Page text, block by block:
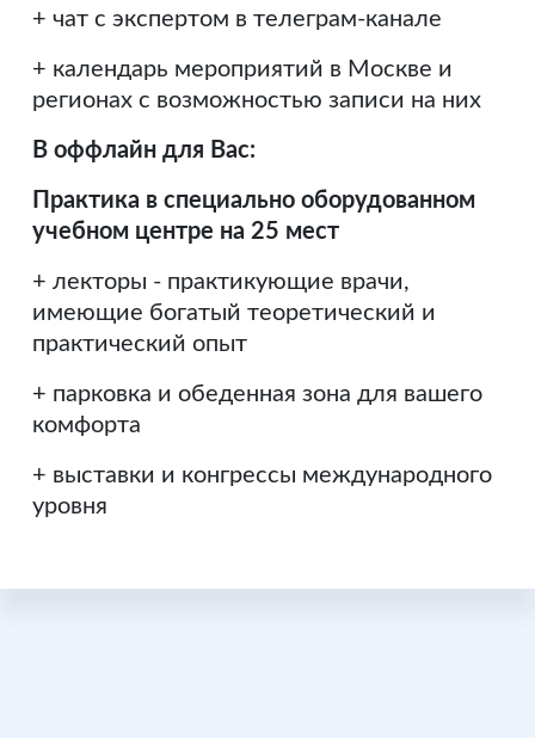
+ чат с экспертом в телеграм-канале
+ календарь мероприятий в Москве и
регионах с возможностью записи на них
В оффлайн для Вас:
Практика в специально оборудованном
учебном центре на 25 мест
+ лекторы - практикующие врачи,
имеющие богатый теоретический и
практический опыт
+ парковка и обеденная зона для вашего
комфорта
+ выставки и конгрессы международного
уровня